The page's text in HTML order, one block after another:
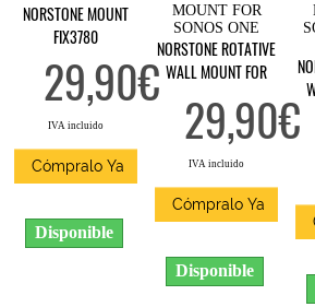
NORSTONE MOUNT
FIX3780
29,90€
IVA incluido
Cómpralo Ya
Disponible
NORSTONE ROTATIVE
WALL MOUNT FOR
29,90€
IVA incluido
Cómpralo Ya
Disponible